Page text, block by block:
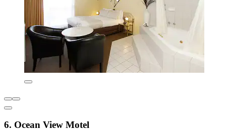
6. Ocean View Motel